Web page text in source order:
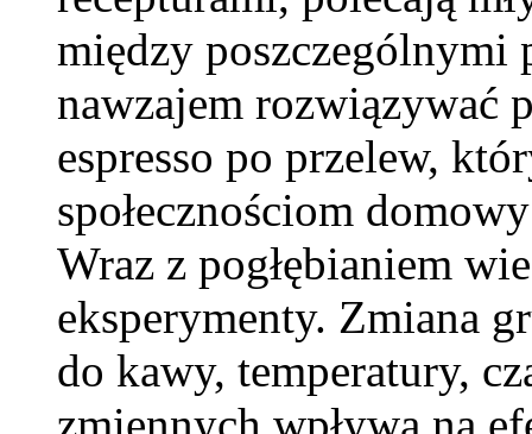
między poszczególnymi
nawzajem rozwiązywać
espresso po przelew,
społecznościom
Wraz z pogłębianiem
eksperymenty. Zmiana
do kawy, temperatury,
zmiennych wpływa na